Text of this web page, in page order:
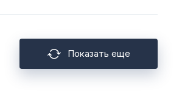
Показать еще